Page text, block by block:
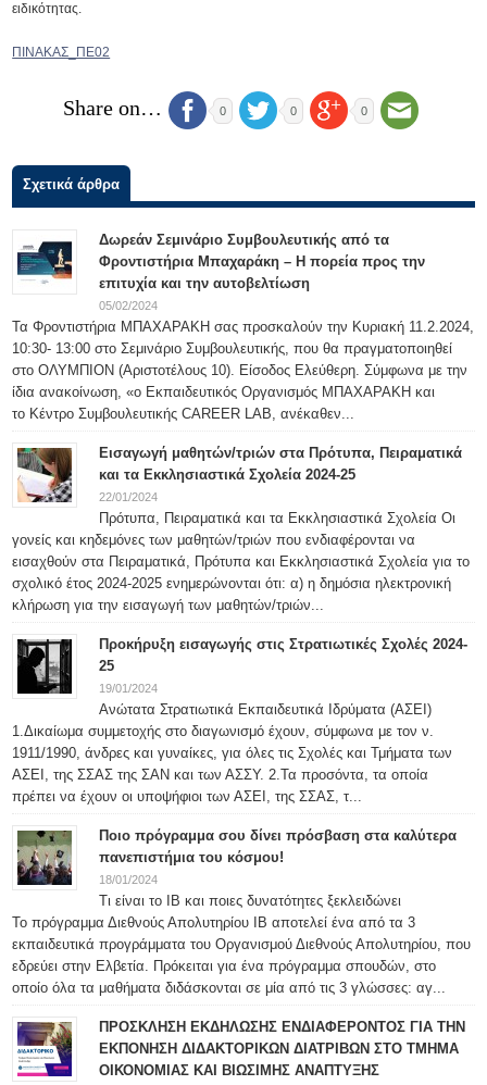
ειδικότητας.
ΠΙΝΑΚΑΣ_ΠΕ02
Share on… 0 0 0
Σχετικά άρθρα
Δωρεάν Σεμινάριο Συμβουλευτικής από τα
Φροντιστήρια Μπαχαράκη – Η πορεία προς την
επιτυχία και την αυτοβελτίωση
05/02/2024
Τα Φροντιστήρια ΜΠΑΧΑΡΑΚΗ σας προσκαλούν την Κυριακή 11.2.2024,
10:30- 13:00 στο Σεμινάριο Συμβουλευτικής, που θα πραγματοποιηθεί
στο ΟΛΥΜΠΙΟΝ (Αριστοτέλους 10). Είσοδος Ελεύθερη. Σύμφωνα με την
ίδια ανακοίνωση, «ο Εκπαιδευτικός Οργανισμός ΜΠΑΧΑΡΑΚΗ και
το Κέντρο Συμβουλευτικής CAREER LAB, ανέκαθεν...
Εισαγωγή μαθητών/τριών στα Πρότυπα, Πειραματικά
και τα Εκκλησιαστικά Σχολεία 2024-25
22/01/2024
Πρότυπα, Πειραματικά και τα Εκκλησιαστικά Σχολεία Οι
γονείς και κηδεμόνες των μαθητών/τριών που ενδιαφέρονται να
εισαχθούν στα Πειραματικά, Πρότυπα και Εκκλησιαστικά Σχολεία για το
σχολικό έτος 2024-2025 ενημερώνονται ότι: α) η δημόσια ηλεκτρονική
κλήρωση για την εισαγωγή των μαθητών/τριών...
Προκήρυξη εισαγωγής στις Στρατιωτικές Σχολές 2024-
25
19/01/2024
Ανώτατα Στρατιωτικά Εκπαιδευτικά Ιδρύματα (ΑΣΕΙ)
1.Δικαίωμα συμμετοχής στο διαγωνισμό έχουν, σύμφωνα με τον ν.
1911/1990, άνδρες και γυναίκες, για όλες τις Σχολές και Τμήματα των
ΑΣΕΙ, της ΣΣΑΣ της ΣΑΝ και των ΑΣΣΥ. 2.Τα προσόντα, τα οποία
πρέπει να έχουν οι υποψήφιοι των ΑΣΕΙ, της ΣΣΑΣ, τ...
Ποιο πρόγραμμα σου δίνει πρόσβαση στα καλύτερα
πανεπιστήμια του κόσμου!
18/01/2024
Τι είναι το IB και ποιες δυνατότητες ξεκλειδώνει
Το πρόγραμμα Διεθνούς Απολυτηρίου IB αποτελεί ένα από τα 3
εκπαιδευτικά προγράμματα του Οργανισμού Διεθνούς Απολυτηρίου, που
εδρεύει στην Ελβετία. Πρόκειται για ένα πρόγραμμα σπουδών, στο
οποίο όλα τα μαθήματα διδάσκονται σε μία από τις 3 γλώσσες: αγ...
ΠΡΟΣΚΛΗΣΗ ΕΚΔΗΛΩΣΗΣ ΕΝΔΙΑΦΕΡΟΝΤΟΣ ΓΙΑ ΤΗΝ
ΕΚΠΟΝΗΣΗ ΔΙΔΑΚΤΟΡΙΚΩΝ ΔΙΑΤΡΙΒΩΝ ΣΤΟ ΤΜΗΜΑ
ΟΙΚΟΝΟΜΙΑΣ ΚΑΙ ΒΙΩΣΙΜΗΣ ΑΝΑΠΤΥΞΗΣ